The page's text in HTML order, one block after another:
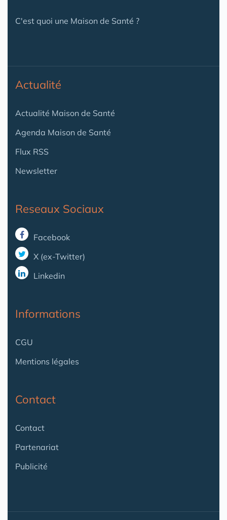
C'est quoi une Maison de Santé ?
Actualité
Actualité Maison de Santé
Agenda Maison de Santé
Flux RSS
Newsletter
Reseaux Sociaux
Facebook
X (ex-Twitter)
Linkedin
Informations
CGU
Mentions légales
Contact
Contact
Partenariat
Publicité